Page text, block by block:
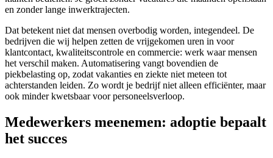
en zonder lange inwerktrajecten.
Dat betekent niet dat mensen overbodig worden, integendeel. De
bedrijven die wij helpen zetten de vrijgekomen uren in voor
klantcontact, kwaliteitscontrole en commercie: werk waar mensen
het verschil maken. Automatisering vangt bovendien de
piekbelasting op, zodat vakanties en ziekte niet meteen tot
achterstanden leiden. Zo wordt je bedrijf niet alleen efficiënter, maar
ook minder kwetsbaar voor personeelsverloop.
Medewerkers meenemen: adoptie bepaalt
het succes